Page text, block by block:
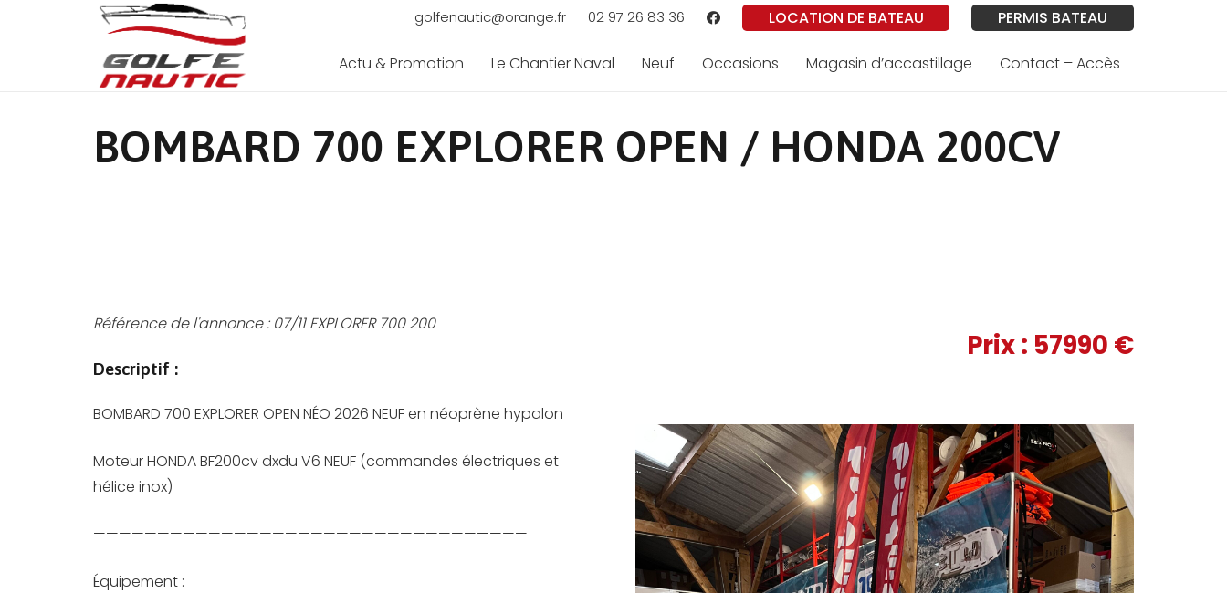
golfenautic@orange.fr 02 97 26 83 36 LOCATION DE BATEAU PERMIS BATEAU
Actu & Promotion Le Chantier Naval Neuf Occasions Magasin d’accastillage Contact – Accès
BOMBARD 700 EXPLORER OPEN / HONDA 200CV
Référence de l'annonce : 07/11 EXPLORER 700 200
Descriptif :
BOMBARD 700 EXPLORER OPEN NÉO 2026 NEUF en néoprène hypalon
Moteur HONDA BF200cv dxdu V6 NEUF (commandes électriques et
hélice inox)
——————————————————————————————————
Équipement :
Prix : 57990 €